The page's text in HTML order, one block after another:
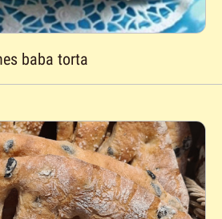
baba torta